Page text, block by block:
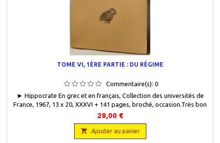
TOME VI, 1ÈRE PARTIE : DU RÉGIME
Commentaire(s): 0
► Hippocrate En grec et en français, Collection des universités de
France, 1967, 13 x 20, XXXVI + 141 pages, broché, occasion.Très bon
état. Non coupé. Dos légèrement frotté. Première édition.
28,00 €
 Ajouter au panier